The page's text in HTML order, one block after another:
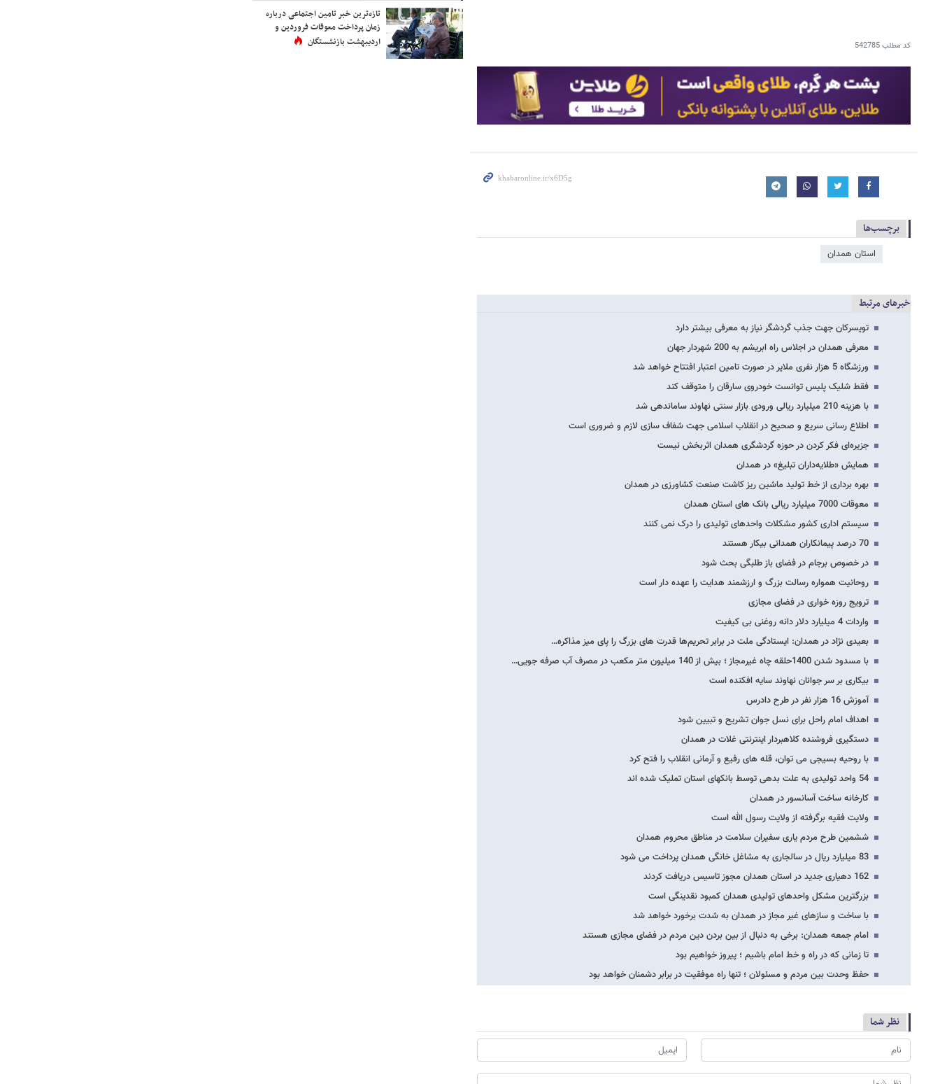
کد مطلب542785
برچسب‌ها
استان همدان
خبرهای مرتبط
تویسرکان جهت جذب گردشگر نیاز به معرفی بیشتر دارد
معرفی همدان در اجلاس راه ابریشم به 200 شهردار جهان
ورزشگاه 5 هزار نفری ملایر در صورت تامین اعتبار افتتاح خواهد شد
فقط شلیک پلیس توانست خودروی سارقان را متوقف کند
با هزینه 210 میلیارد ریالی ورودی بازار سنتی نهاوند ساماندهی شد
اطلاع رسانی سریع و صحیح در انقلاب اسلامی جهت شفاف سازی لازم و ضروری است
جزیره‌ای فکر کردن در حوزه گردشگری همدان اثربخش نیست
همایش «طلایه‌داران تبلیغ» در همدان
بهره برداری از خط تولید ماشین ریز کاشت صنعت کشاورزی در همدان
معوقات 7000 میلیارد ریالی بانک های استان همدان
سیستم اداری کشور مشکلات واحدهای تولیدی را درک نمی کنند
70 درصد پیمانکاران همدانی بیکار هستند
در خصوص برجام در فضای باز طلبگی بحث شود
روحانیت همواره رسالت بزرگ و ارزشمند هدایت را عهده دار است
ترویج روزه خواری در فضای مجازی
واردات 4 میلیارد دلار دانه روغنی بی کیفیت
بعیدی نژاد در همدان: ایستادگی ملت در برابر تحریم‌ها قدرت های بزرگ را پای میز مذاکره…
با مسدود شدن 1400حلقه چاه غیرمجاز ؛ بیش از 140 میلیون متر مکعب در مصرف آب صرفه جویی…
بیکاری بر سر جوانان نهاوند سایه افکنده است
آموزش 16 هزار نفر در طرح دادرس
اهداف امام راحل برای نسل جوان تشریح و تبیین شود
دستگیری فروشنده کلاهبردار اینترنتی غلات در همدان
با روحیه بسیجی می توان، قله های رفیع و آرمانی انقلاب را فتح کرد
54 واحد تولیدی به علت بدهی توسط بانکهای استان تملیک شده اند
کارخانه ساخت آسانسور در همدان
ولایت فقیه برگرفته از ولایت رسول الله است
ششمین طرح مردم یاری سفیران سلامت در مناطق محروم همدان
83 میلیارد ریال در سالجاری به مشاغل خانگی همدان پرداخت می شود
162 دهیاری جدید در استان همدان مجوز تاسیس دریافت کردند
بزرگترین مشکل واحدهای تولیدی همدان کمبود نقدینگی است
با ساخت و سازهای غیر مجاز در همدان به شدت برخورد خواهد شد
امام جمعه همدان: برخی به دنبال از بین بردن دین مردم در فضای مجازی هستند
تا زمانی که در راه و خط امام باشیم ؛ پیروز خواهیم بود
حفظ وحدت بین مردم و مسئولان ؛ تنها راه موفقیت در برابر دشمنان خواهد بود
نظر شما
تازه‌ترین خبر تامین اجتماعی درباره
زمان پرداخت معوقات فروردین و
اردیبهشت بازنشستگان